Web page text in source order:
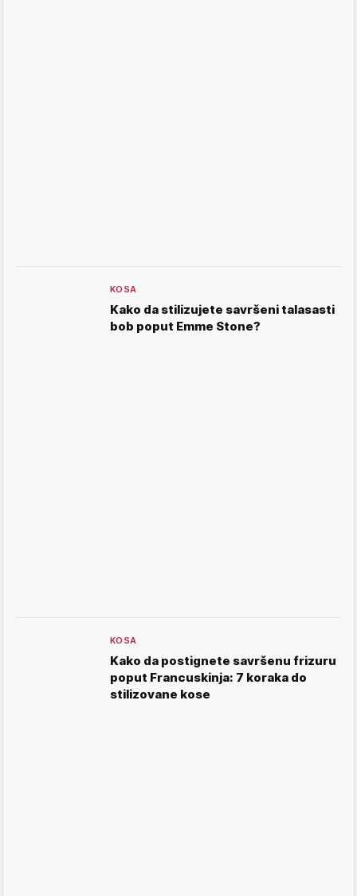
KOSA
Kako da stilizujete savršeni talasasti
bob poput Emme Stone?
KOSA
Kako da postignete savršenu frizuru
poput Francuskinja: 7 koraka do
stilizovane kose